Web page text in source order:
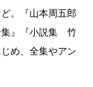
れまで知られて
と判明したので
小説と時代小
。『山本周五郎
集』『小説集 竹
め、全集やアン